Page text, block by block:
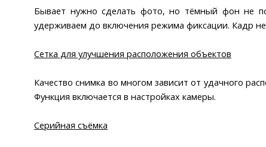
Бывает нужно сделать фото, но тёмный фон не
удерживаем до включения режима фиксации. Кадр
Сетка для улучшения расположения объектов
Качество снимка во многом зависит от удачного
Функция включается в настройках камеры.
Серийная съёмка